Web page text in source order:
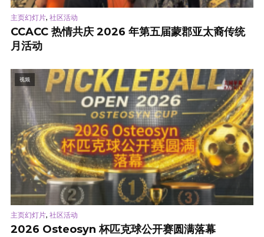
主页幻灯片, 社区活动
CCACC 热情共庆 2026 年第五届蒙郡亚太裔传统
月活动
视频
主页幻灯片, 社区活动
2026 Osteosyn 杯匹克球公开赛圆满落幕